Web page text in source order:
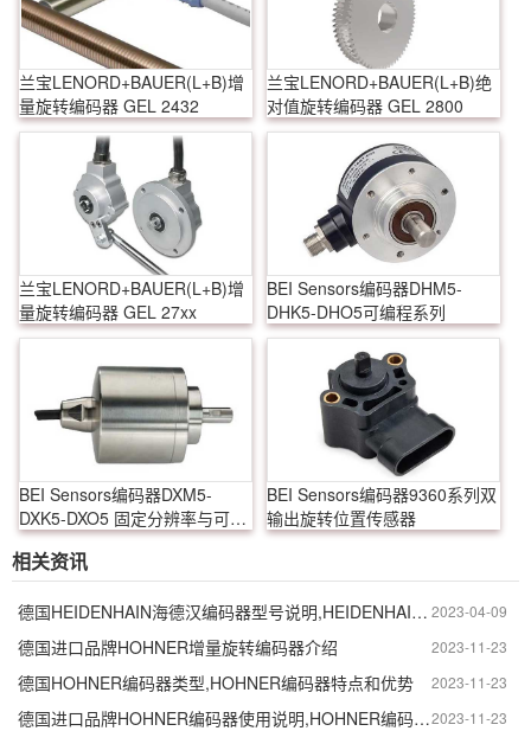
兰宝LENORD+BAUER(L+B)增
量旋转编码器 GEL 2432
兰宝LENORD+BAUER(L+B)绝
对值旋转编码器 GEL 2800
兰宝LENORD+BAUER(L+B)增
量旋转编码器 GEL 27xx
BEI Sensors编码器DHM5-
DHK5-DHO5可编程系列
BEI Sensors编码器DXM5-
DXK5-DXO5 固定分辨率与可编
程分辨率
BEI Sensors编码器9360系列双
输出旋转位置传感器
相关资讯
2023-04-09
德国HEIDENHAIN海德汉编码器型号说明,HEIDENHAIN海德汉编码器如何使用
2023-11-23
德国进口品牌HOHNER增量旋转编码器介绍
2023-11-23
德国HOHNER编码器类型,HOHNER编码器特点和优势
2023-11-23
德国进口品牌HOHNER编码器使用说明,HOHNER编码器使用注意事项